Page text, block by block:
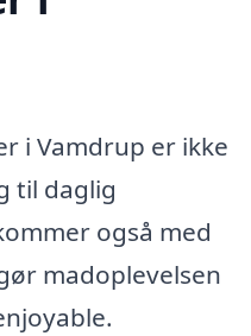
i Vamdrup er ikke
til daglig
også med
madoplevelsen